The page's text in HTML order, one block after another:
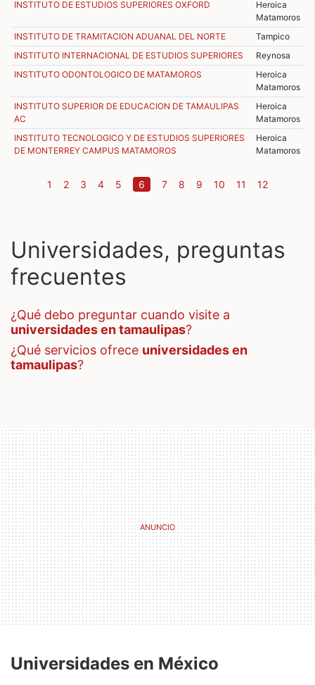
INSTITUTO DE ESTUDIOS SUPERIORES OXFORD
Heroica
Matamoros
INSTITUTO DE TRAMITACION ADUANAL DEL NORTE
Tampico
INSTITUTO INTERNACIONAL DE ESTUDIOS SUPERIORES
Reynosa
INSTITUTO ODONTOLOGICO DE MATAMOROS
Heroica
Matamoros
INSTITUTO SUPERIOR DE EDUCACION DE TAMAULIPAS
AC
Heroica
Matamoros
INSTITUTO TECNOLOGICO Y DE ESTUDIOS SUPERIORES
DE MONTERREY CAMPUS MATAMOROS
Heroica
Matamoros
1 2 3 4 5 6(current)
7 8 9 10 11 12
Universidades, preguntas
frecuentes
¿qué debo preguntar cuando visite a
universidades en tamaulipas?
¿qué servicios ofrece universidades en
tamaulipas?
Universidades en México